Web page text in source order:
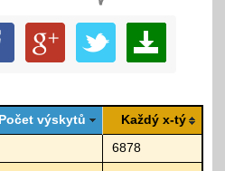
Počet výskytů Každý x-tý
6878